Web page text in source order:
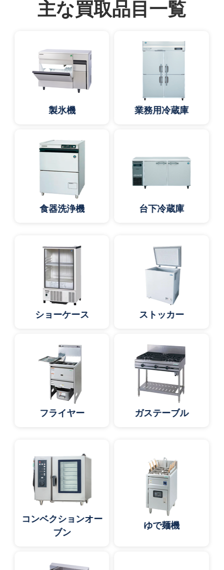
主な買取品目一覧
製氷機 業務用冷蔵庫
食器洗浄機 台下冷蔵庫
ショーケース ストッカー
フライヤー ガステーブル
コンベクションオー
ブン
ゆで麺機